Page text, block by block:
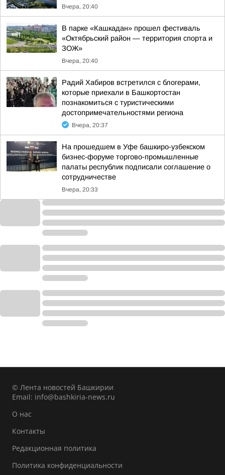
Вчера, 20:40
В парке «Кашкадан» прошел фестиваль
«Октябрьский район — территория спорта и
ЗОЖ»
Вчера, 20:40
Радий Хабиров встретился с блогерами,
которые приехали в Башкортостан
познакомиться с туристическими
достопримечательностями региона
Вчера, 20:37
На прошедшем в Уфе башкиро-узбекском
бизнес-форуме торгово-промышленные
палаты республик подписали соглашение о
сотрудничестве
Вчера, 20:33
© Лента новостей Башкирии
Email: info@bashkiria-news.ru
О нас
Контакты
Редакционная политика
Политика конфиденциальности